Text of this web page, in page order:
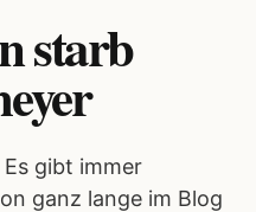
starb
gibt immer
ganz lange im Blog